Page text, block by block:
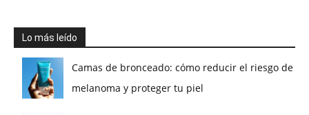
Lo más leído
Camas de bronceado: cómo reducir el riesgo de
melanoma y proteger tu piel